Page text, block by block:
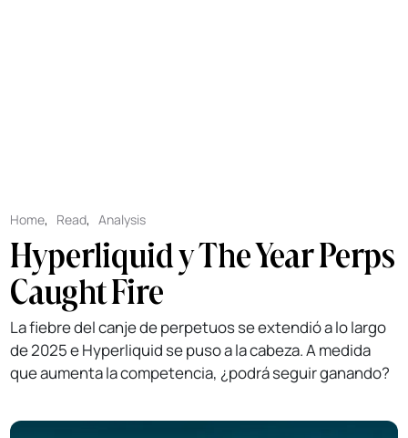
Home, Read,Analysis
Hyperliquid y The Year Perps
Caught Fire
La fiebre del canje de perpetuos se extendió a lo largo
de 2025 e Hyperliquid se puso a la cabeza. A medida
que aumenta la competencia, ¿podrá seguir ganando?